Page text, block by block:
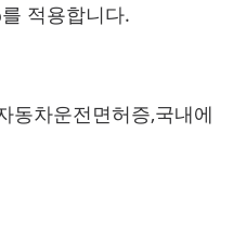
적용합니다.
동차운전면허증,국내에